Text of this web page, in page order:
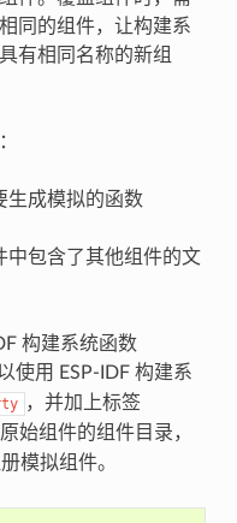
同的组件，让构建系
有相同名称的新组
生成模拟的函数
中包含了其他组件的文
构建系统函数
使用 ESP-IDF 构建系
，并加上标签
始组件的组件目录，
模拟组件。